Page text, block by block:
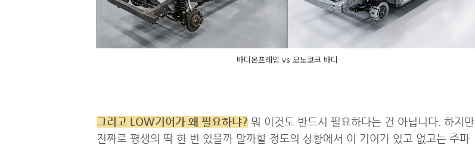
바디온프레임 vs 모노코크 바디
그리고 LOW기어가 왜 필요하냐? 뭐 이것도 반드시 필요하다는 건 아닙니다. 하지만
진짜로 평생의 딱 한 번 있을까 말까할 정도의 상황에서 이 기어가 있고 없고는 주파